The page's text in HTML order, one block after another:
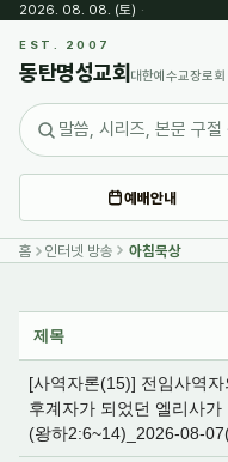
2026. 08. 08. (토) ·
EST. 2007
동탄명성교회 대한예수교장로회
예배안내
홈 인터넷 방송 아침묵상
제목
[사역자론(15)] 전임사역자
후계자가 되었던 엘리사가
(왕하2:6~14)_2026-08-